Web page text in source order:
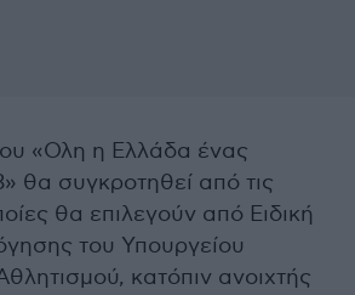
«Ολη η Ελλάδα ένας
θα συγκροτηθεί από τις
θα επιλεγούν από Ειδική
του Υπουργείου
κατόπιν ανοιχτής